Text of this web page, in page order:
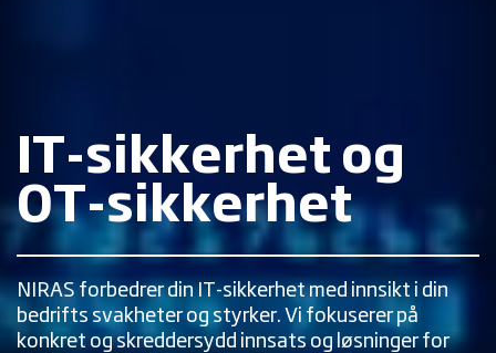
IT-sikkerhet og
OT-sikkerhet
NIRAS forbedrer din IT-sikkerhet med innsikt i din
bedrifts svakheter og styrker. Vi fokuserer på
konkret og skreddersydd innsats og løsninger for